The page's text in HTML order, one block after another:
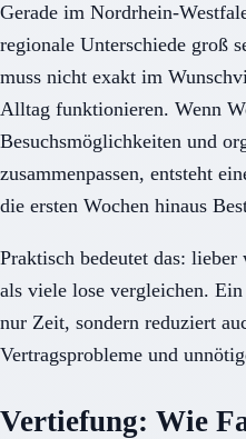
Gerade im Nordrhein-
regionale Unterschiede groß
muss nicht exakt im
Alltag funktionieren. Wenn
Besuchsmöglichkeiten und
zusammenpassen, entsteht
die ersten Wochen hinaus
Praktisch bedeutet das:
als viele lose vergleichen.
nur Zeit, sondern reduziert
Vertragsprobleme und
Vertiefung: Wie